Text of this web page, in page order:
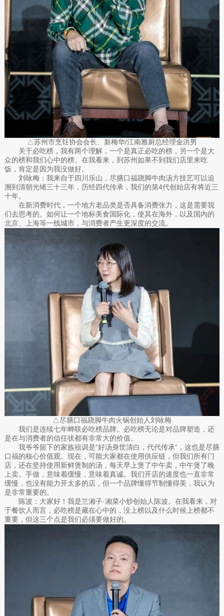
△苏州市烹饪协会会长、新梅华/江南雅厨总经理金洪男
关于必吃榜，我有两个理解，一个是真正必吃的榜，另一个是大
众的榜和我们心中的榜。在我看来，到苏州如果不到我们店里来吃
饭，肯定是因为我没做好。
刘咏梅：我来自于四川乐山，尽膳口福跷脚牛肉汤方技艺可以追
溯到清朝光绪三十三年，历经四代传承，我们的第4代创始店有将近三
十年。
在新消费时代，一个地方老品类是否具备消费张力，这是需要我
们去思考的。如何让一个地标美食国际化，使其在海外，以及国内的
北京、上海等一线城市，与消费者产生更深度的交流。
△尽膳口福跷脚牛肉火锅创始人刘咏梅
我们是连续七年蝉联必吃榜品牌。必吃榜无论是对品牌塑造，还
是在与消费者的信任状都有非常大的价值。
我爷爷留下的家族祖训是“好汤身世清白，代代传承”，这也是尽膳
口福的核心价值观。现在，可能大家都在使用供应链，但我们所有门
店，还在坚持使用新鲜煲制的汤，每天早上煲了中午卖，中午煲了晚
上卖。手做，意味着缓慢，意味着真诚。我们开店的速度也一直非常
缓慢，也没有能力开太多的店，但一个品牌懂得节制懂得美，我认为
是非常重要的。
陈波：大家好！我是兰湘子·湘菜小炒创始人陈波。在我看来，对
于餐饮人而言，必吃榜是藏在心中的，没上榜以及什么时候上榜都不
重要，但这三个点是我们必须要做好的。